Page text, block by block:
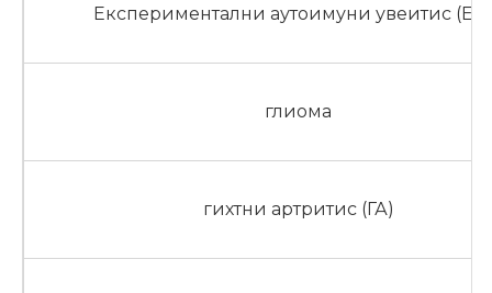
Експериментални аутоимуни увеитис
глиома
гихтни артритис (ГА)